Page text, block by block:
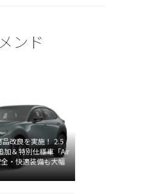
ンド
改良を実施！ 2.5
加＆特別仕様車「Air
・快適装備も大幅